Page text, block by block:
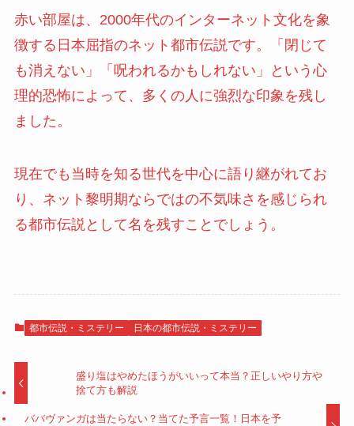
赤い部屋は、2000年代のインターネット文化を象
徴する日本屈指のネット都市伝説です。「閉じて
も消えない」「呪われるかもしれない」という心
理的恐怖によって、多くの人に強烈な印象を残し
ました。
現在でも当時を知る世代を中心に語り継がれてお
り、ネット黎明期ならではの不気味さを感じられ
る都市伝説として名を残すことでしょう。
都市伝説・ミステリー 日本の都市伝説・ミステリー
盛り塩はやめたほうがいいって本当？正しいやり方や
捨て方も解説
ババヴァンガは当たらない？当てた予言一覧！日本を予